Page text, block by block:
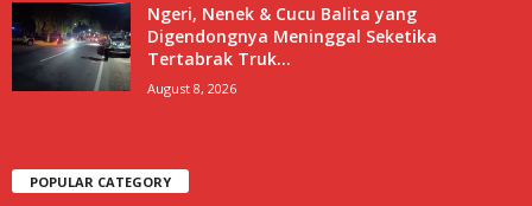
Ngeri, Nenek & Cucu Balita yang
Digendongnya Meninggal Seketika
Tertabrak Truk...
August 8, 2026
POPULAR CATEGORY